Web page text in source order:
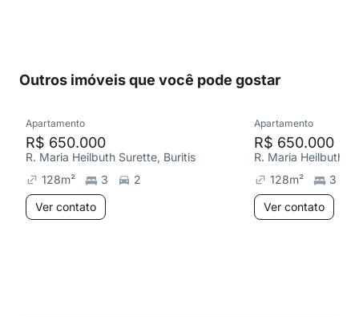
Outros imóveis que você pode gostar
Apartamento
R$ 650.000
R. Maria Heilbuth Surette, Buritis
128m² 3
2
Ver contato
Apartamento
R$ 650.000
R. Maria Heilbuth
128m²
3
Ver contato